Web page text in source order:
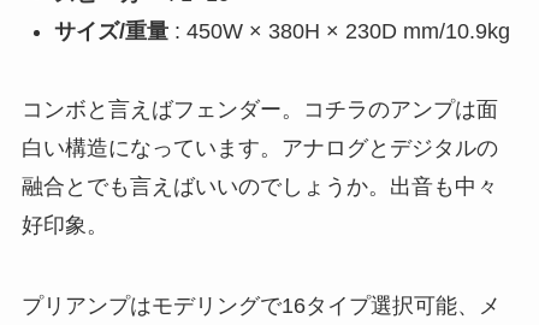
サイズ/重量: 450W × 380H × 230D mm/10.9kg
コンボと言えばフェンダー。コチラのアンプは面
白い構造になっています。アナログとデジタルの
融合とでも言えばいいのでしょうか。出音も中々
好印象。
プリアンプはモデリングで16タイプ選択可能、メ